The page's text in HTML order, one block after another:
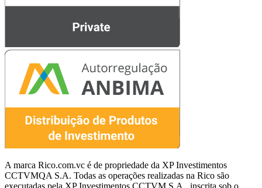
A marca Rico.com.vc é de propriedade da XP Investimentos
CCTVMQA S.A. Todas as operações realizadas na Rico são